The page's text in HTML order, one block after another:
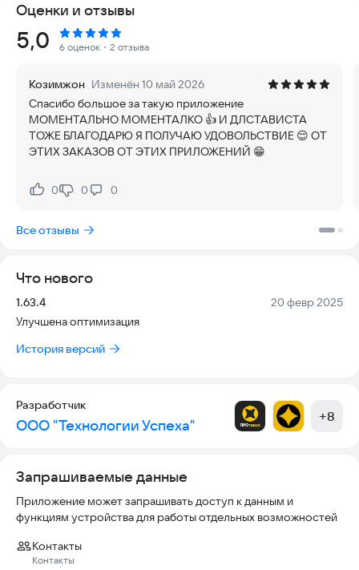
России, нужно просто устроиться в Яндекс.Такси.
Благодаря «Моменталке» ты получишь:
1. Живая, качественная поддержка 24/7 без праздников и
2. Моментальные выплаты на карту любого банка
3. Интуитивно-понятное приложение
4. Удобный сервис
Работайте в "Достависта" во всех городах присутствия
для вас время.
зарабатывать, а не решать проблемы самостоятельно и
«Моменталка» позволяет работать напрямую с сервисом
"Достависта" и получать выплату на карту любого банка
моментально, выводить любую сумму, в любое время дня и
ночи.
Оценки и отзывы
Рейтинг:
5,0 6 оценок ・2 отзыва
Козимжон Изменён 10 май 2026
Спасибо большое за такую приложение
МОМЕНТАЛЬНО МОМЕНТАЛКО 👍 И ДЛСТАВИСТА
ТОЖЕ БЛАГОДАРЮ Я ПОЛУЧАЮ УДОВОЛЬСТВИЕ 😌 ОТ
ЭТИХ ЗАКАЗОВ ОТ ЭТИХ ПРИЛОЖЕНИЙ 😁
Нравится:
0Не нравится:
0 0
Все отзывы
Что нового
Версия:
1.63.4 Дата:
20 февр 2025
Улучшена оптимизация
История версий
Разработчик
ООО "Технологии Успеха" +8
Запрашиваемые данные
Приложение может запрашивать доступ к данным и
функциям устройства для работы отдельных возможностей
Контакты
Контакты